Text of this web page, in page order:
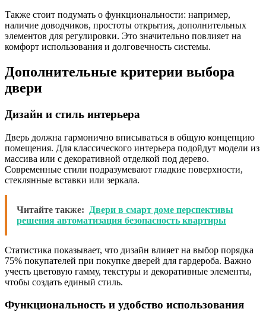
Также стоит подумать о функциональности: например,
наличие доводчиков, простоты открытия, дополнительных
элементов для регулировки. Это значительно повлияет на
комфорт использования и долговечность системы.
Дополнительные критерии выбора
двери
Дизайн и стиль интерьера
Дверь должна гармонично вписываться в общую концепцию
помещения. Для классического интерьера подойдут модели из
массива или с декоративной отделкой под дерево.
Современные стили подразумевают гладкие поверхности,
стеклянные вставки или зеркала.
Читайте также:
Двери в смарт доме перспективы
решения автоматизация безопасность квартиры
Статистика показывает, что дизайн влияет на выбор порядка
75% покупателей при покупке дверей для гардероба. Важно
учесть цветовую гамму, текстуры и декоративные элементы,
чтобы создать единый стиль.
Функциональность и удобство использования